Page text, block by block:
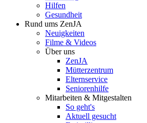
Hilfen
Gesundheit
Rund ums ZenJA
Neuigkeiten
Filme & Videos
Über uns
ZenJA
Mütterzentrum
Elternservice
Seniorenhilfe
Mitarbeiten & Mitgestalten
So geht's
Aktuell gesucht